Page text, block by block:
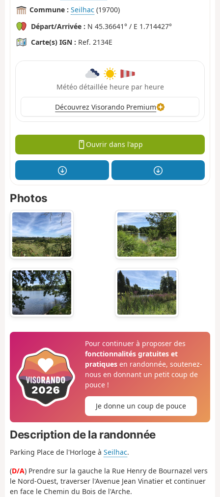
Commune : Seilhac (19700)
Départ/Arrivée : N 45.36641° / E 1.714427°
Carte(s) IGN : Ref. 2134E
Météo détaillée heure par heure
Découvrez Visorando Premium
Ouvrir dans l'app
Photos
Pour continuer à proposer des
fonctionnalités gratuites et
pratiquesen randonnée, soutenez-
nous en donnant un petit coup de
pouce !
Je donne un coup de pouce
Description de la randonnée
Parking Place de l'Horloge à Seilhac.
(D/A) Prendre sur la gauche la Rue Henry de Bournazel vers
le Nord-Ouest, traverser l'Avenue Jean Vinatier et continuer
en face le Chemin du Bois de l'Arche.